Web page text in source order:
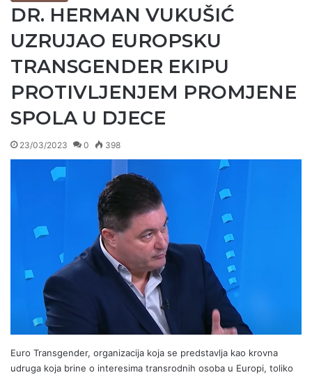
DR. HERMAN VUKUŠIĆ
UZRUJAO EUROPSKU
TRANSGENDER EKIPU
PROTIVLJENJEM PROMJENE
SPOLA U DJECE
23/03/2023 0 398
Euro Transgender, organizacija koja se predstavlja kao krovna
udruga koja brine o interesima transrodnih osoba u Europi, toliko